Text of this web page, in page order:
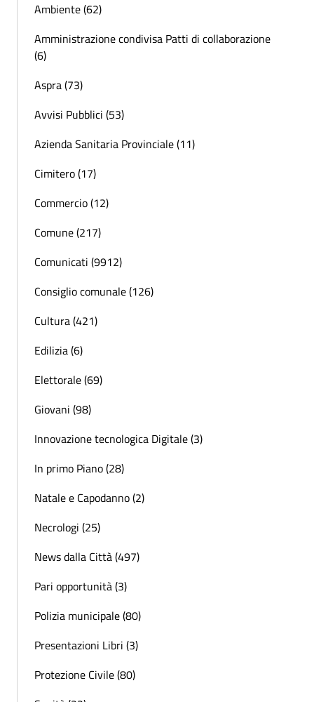
Ambiente (62)
Amministrazione condivisa Patti di collaborazione
(6)
Aspra (73)
Avvisi Pubblici (53)
Azienda Sanitaria Provinciale (11)
Cimitero (17)
Commercio (12)
Comune (217)
Comunicati (9912)
Consiglio comunale (126)
Cultura (421)
Edilizia (6)
Elettorale (69)
Giovani (98)
Innovazione tecnologica Digitale (3)
In primo Piano (28)
Natale e Capodanno (2)
Necrologi (25)
News dalla Città (497)
Pari opportunità (3)
Polizia municipale (80)
Presentazioni Libri (3)
Protezione Civile (80)